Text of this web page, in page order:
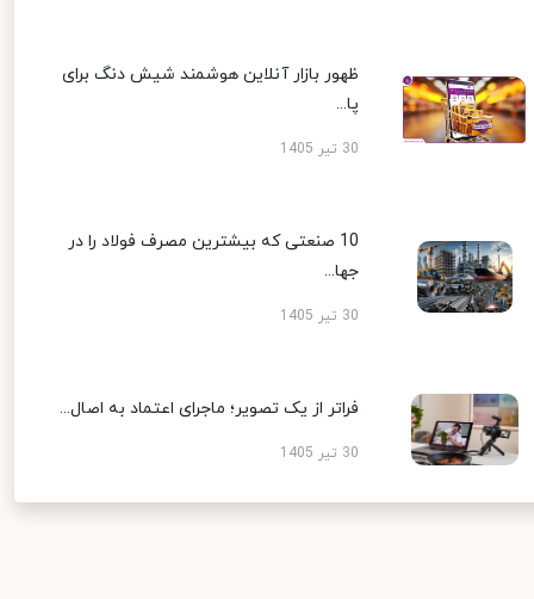
ظهور بازار آنلاین هوشمند شیش دنگ برای
پا...
30 تیر 1405
10 صنعتی که بیشترین مصرف فولاد را در
جها...
30 تیر 1405
فراتر از یک تصویر؛ ماجرای اعتماد به اصال...
30 تیر 1405